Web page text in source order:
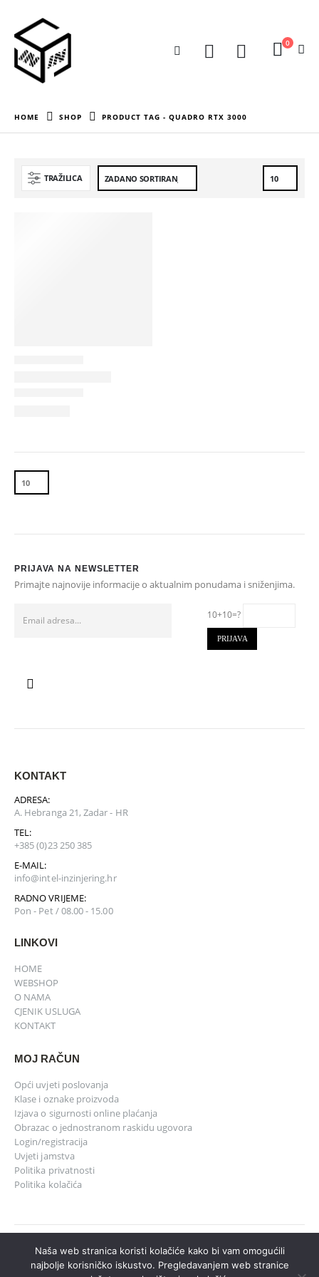
0
HOME SHOP PRODUCT TAG - QUADRO RTX 3000
TRAŽILICA
PRIJAVA NA NEWSLETTER
Primajte najnovije informacije o aktualnim ponudama i sniženjima.
10+10=?
KONTAKT
ADRESA:
A. Hebranga 21, Zadar - HR
TEL:
+385 (0)23 250 385
E-MAIL:
info@intel-inzinjering.hr
RADNO VRIJEME:
Pon - Pet / 08.00 - 15.00
LINKOVI
HOME
WEBSHOP
O NAMA
CJENIK USLUGA
KONTAKT
MOJ RAČUN
Opći uvjeti poslovanja
Klase i oznake proizvoda
Izjava o sigurnosti online plaćanja
Obrazac o jednostranom raskidu ugovora
Login/registracija
Uvjeti jamstva
Politika privatnosti
Politika kolačića
INTEL-ing © 2021. All Rights Reserved
Naša web stranica koristi kolačiće kako bi vam omogućili
najbolje korisničko iskustvo. Pregledavanjem web stranice